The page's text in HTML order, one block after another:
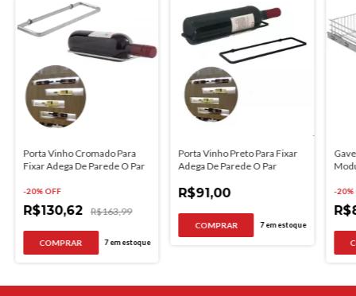
Porta Vinho Cromado Para
Fixar Adega De Parede O Par
-20% OFF
R$130,62 R$163,99
7em estoque
Porta Vinho Preto Para Fixar
Adega De Parede O Par
R$91,00
7em estoque
-20%